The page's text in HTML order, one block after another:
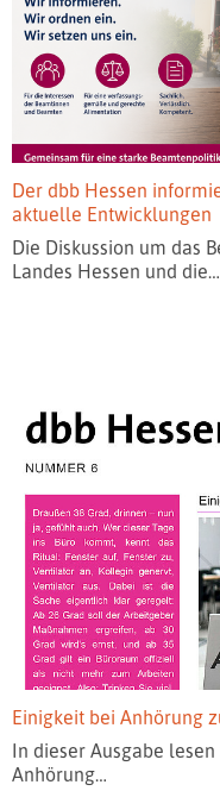
Der dbb Hessen
aktuelle Entwicklungen
Die Diskussion um das
Landes Hessen und die…
Einigkeit bei Anhörung
In dieser Ausgabe lesen
Anhörung…